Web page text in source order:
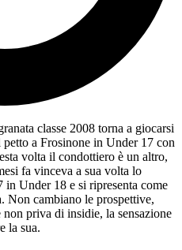
classe 2008 torna a giocarsi
a Frosinone in Under 17 con
volta il condottiero è un altro,
fa vinceva a sua volta lo
in Under 18 e si ripresenta come
Non cambiano le prospettive,
priva di insidie, la sensazione
la sua.